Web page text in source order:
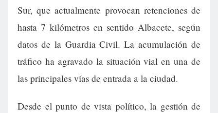
Sur, que actualmente provocan retenciones de
hasta 7 kilómetros en sentido Albacete, según
datos de la Guardia Civil. La acumulación de
tráfico ha agravado la situación vial en una de
las principales vías de entrada a la ciudad.
Desde el punto de vista político, la gestión de